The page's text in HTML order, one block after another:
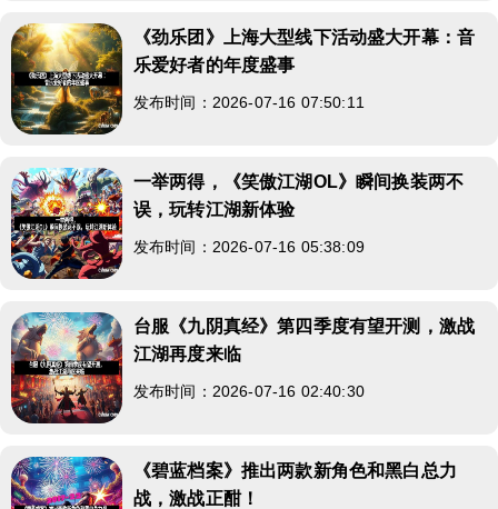
《劲乐团》上海大型线下活动盛大开幕：音
乐爱好者的年度盛事
发布时间：2026-07-16 07:50:11
一举两得，《笑傲江湖OL》瞬间换装两不
误，玩转江湖新体验
发布时间：2026-07-16 05:38:09
台服《九阴真经》第四季度有望开测，激战
江湖再度来临
发布时间：2026-07-16 02:40:30
《碧蓝档案》推出两款新角色和黑白总力
战，激战正酣！